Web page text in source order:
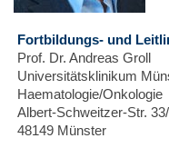
Fortbildungs- und
Prof. Dr. Andreas Groll
Universitätsklinikum
Haematologie/Onkologie
Albert-Schweitzer-Str.
48149 Münster